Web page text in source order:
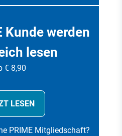
Kunde werden
lesen
€ 8,90
LESEN
PRIME Mitgliedschaft?